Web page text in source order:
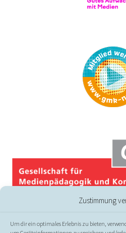
Zustimmung
Um dir ein optimales Erlebnis zu bieten,